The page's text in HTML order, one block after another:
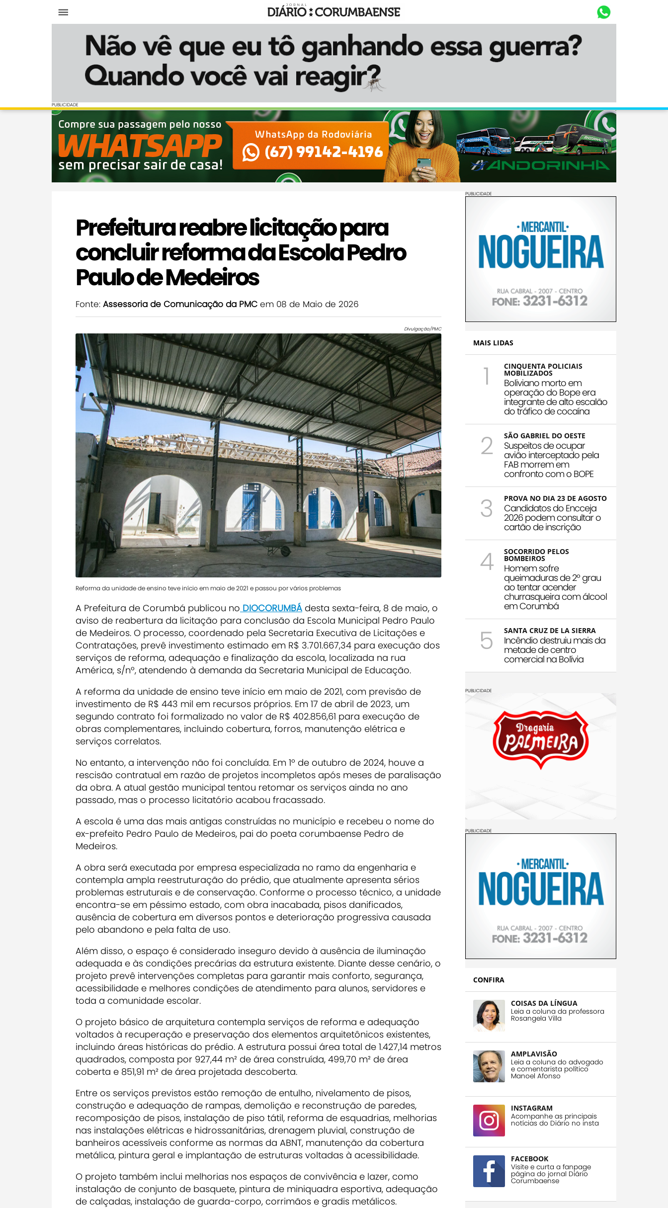
Diário Corumbaense
PUBLICIDADE
PUBLICIDADE
Prefeitura reabre licitação para
concluir reforma da Escola Pedro
Paulo de Medeiros
Fonte: Assessoria de Comunicação da PMC em 08 de Maio de 2026
Divulgação/PMC
Reforma da unidade de ensino teve início em maio de 2021 e passou por vários problemas
A Prefeitura de Corumbá publicou no DIOCORUMBÁ desta sexta-feira, 8 de maio, o
aviso de reabertura da licitação para conclusão da Escola Municipal Pedro Paulo
de Medeiros. O processo, coordenado pela Secretaria Executiva de Licitações e
Contratações, prevê investimento estimado em R$ 3.701.667,34 para execução dos
serviços de reforma, adequação e finalização da escola, localizada na rua
América, s/nº, atendendo à demanda da Secretaria Municipal de Educação.
A reforma da unidade de ensino teve início em maio de 2021, com previsão de
investimento de R$ 443 mil em recursos próprios. Em 17 de abril de 2023, um
segundo contrato foi formalizado no valor de R$ 402.856,61 para execução de
obras complementares, incluindo cobertura, forros, manutenção elétrica e
serviços correlatos.
No entanto, a intervenção não foi concluída. Em 1º de outubro de 2024, houve a
rescisão contratual em razão de projetos incompletos após meses de paralisação
da obra. A atual gestão municipal tentou retomar os serviços ainda no ano
passado, mas o processo licitatório acabou fracassado.
A escola é uma das mais antigas construídas no município e recebeu o nome do
ex-prefeito Pedro Paulo de Medeiros, pai do poeta corumbaense Pedro de
Medeiros.
A obra será executada por empresa especializada no ramo da engenharia e
contempla ampla reestruturação do prédio, que atualmente apresenta sérios
problemas estruturais e de conservação. Conforme o processo técnico, a unidade
encontra-se em péssimo estado, com obra inacabada, pisos danificados,
ausência de cobertura em diversos pontos e deterioração progressiva causada
pelo abandono e pela falta de uso.
Além disso, o espaço é considerado inseguro devido à ausência de iluminação
adequada e às condições precárias da estrutura existente. Diante desse cenário, o
projeto prevê intervenções completas para garantir mais conforto, segurança,
acessibilidade e melhores condições de atendimento para alunos, servidores e
toda a comunidade escolar.
O projeto básico de arquitetura contempla serviços de reforma e adequação
voltados à recuperação e preservação dos elementos arquitetônicos existentes,
incluindo áreas históricas do prédio. A estrutura possui área total de 1.427,14 metros
quadrados, composta por 927,44 m² de área construída, 499,70 m² de área
coberta e 851,91 m² de área projetada descoberta.
Entre os serviços previstos estão remoção de entulho, nivelamento de pisos,
construção e adequação de rampas, demolição e reconstrução de paredes,
recomposição de pisos, instalação de piso tátil, reforma de esquadrias, melhorias
nas instalações elétricas e hidrossanitárias, drenagem pluvial, construção de
banheiros acessíveis conforme as normas da ABNT, manutenção da cobertura
metálica, pintura geral e implantação de estruturas voltadas à acessibilidade.
O projeto também inclui melhorias nos espaços de convivência e lazer, como
instalação de conjunto de basquete, pintura de miniquadra esportiva, adequação
de calçadas, instalação de guarda-corpo, corrimãos e gradis metálicos.
PUBLICIDADE
MAIS LIDAS
1 CINQUENTA POLICIAIS
MOBILIZADOS
Boliviano morto em
operação do Bope era
integrante de alto escalão
do tráfico de cocaína
2 SÃO GABRIEL DO OESTE
Suspeitos de ocupar
avião interceptado pela
FAB morrem em
confronto com o BOPE
3 PROVA NO DIA 23 DE AGOSTO
Candidatos do Encceja
2026 podem consultar o
cartão de inscrição
4 SOCORRIDO PELOS
BOMBEIROS
Homem sofre
queimaduras de 2º grau
ao tentar acender
churrasqueira com álcool
em Corumbá
5 SANTA CRUZ DE LA SIERRA
Incêndio destruiu mais da
metade de centro
comercial na Bolívia
PUBLICIDADE
PUBLICIDADE
CONFIRA
COISAS DA LÍNGUA
Leia a coluna da professora
Rosangela Villa
AMPLAVISÃO
Leia a coluna do advogado
e comentarista político
Manoel Afonso
INSTAGRAM
Acompanhe as principais
notícias do Diário no insta
FACEBOOK
Visite e curta a fanpage
página do jornal Diário
Corumbaense